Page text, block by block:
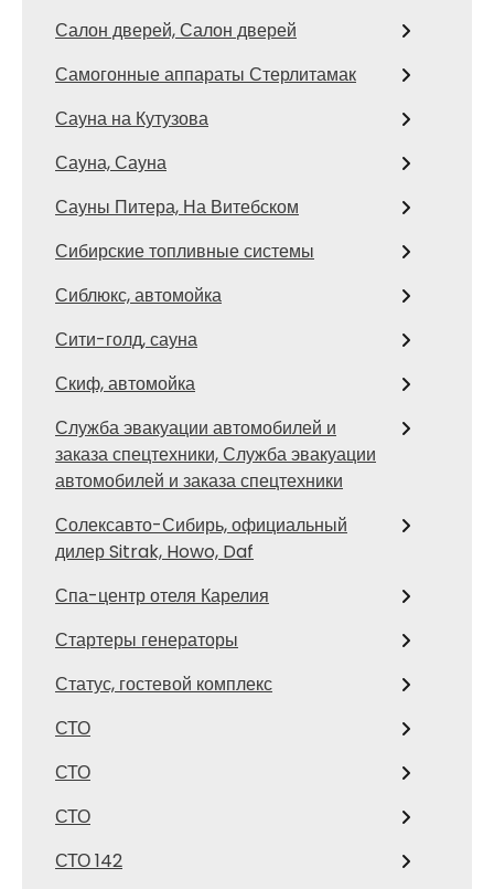
Салон дверей, Салон дверей
Самогонные аппараты Стерлитамак
Сауна на Кутузова
Сауна, Сауна
Сауны Питера, На Витебском
Сибирские топливные системы
Сиблюкс, автомойка
Сити-голд, сауна
Скиф, автомойка
Служба эвакуации автомобилей и
заказа спецтехники, Служба эвакуации
автомобилей и заказа спецтехники
Солексавто-Сибирь, официальный
дилер Sitrak, Howo, Daf
Спа-центр отеля Карелия
Стартеры генераторы
Статус, гостевой комплекс
СТО
СТО
СТО
СТО 142